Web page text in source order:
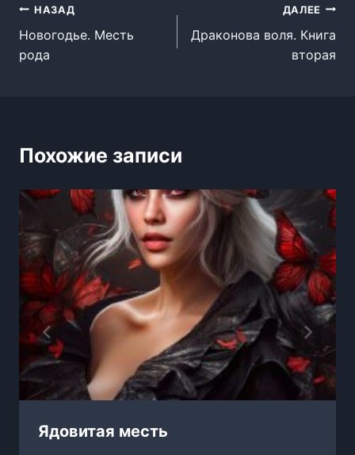
Навигация
по
НАЗАД
Новогодье. Месть
рода
ДАЛЕЕ
Драконова воля. Книга
вторая
Похожие записи
Ядовитая месть